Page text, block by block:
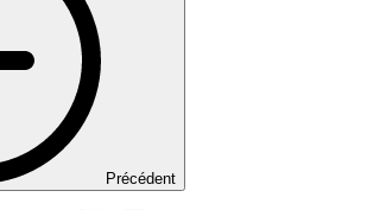
Précédent